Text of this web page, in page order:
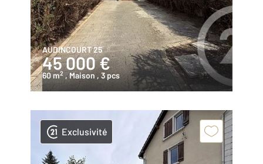
AUDINCOURT 25
45 000 €
60 m2 , Maison , 3 pcs
Exclusivité